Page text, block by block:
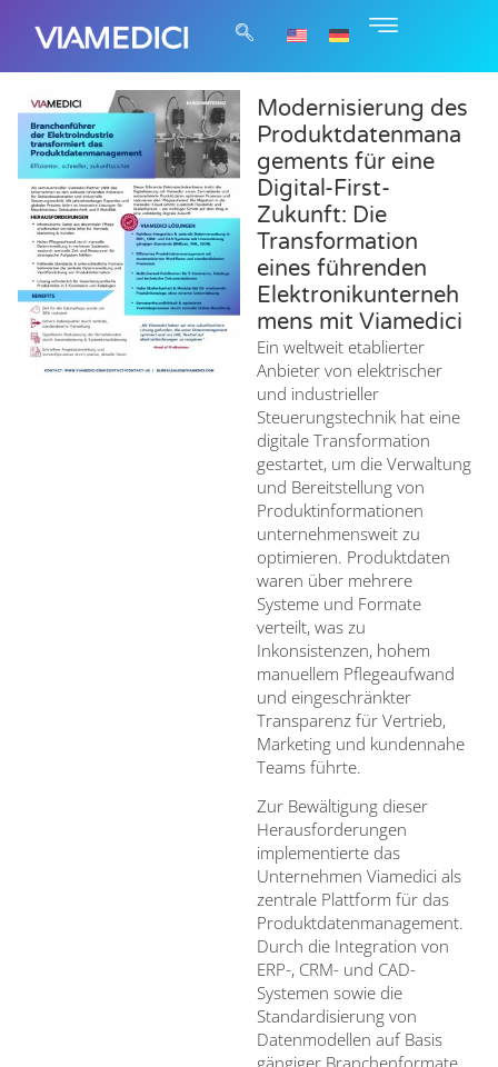
Modernisierung des
Produktdatenmana
gements für eine
Digital-First-
Zukunft: Die
Transformation
eines führenden
Elektronikunterneh
mens mit Viamedici
Ein weltweit etablierter
Anbieter von elektrischer
und industrieller
Steuerungstechnik hat eine
digitale Transformation
gestartet, um die Verwaltung
und Bereitstellung von
Produktinformationen
unternehmensweit zu
optimieren. Produktdaten
waren über mehrere
Systeme und Formate
verteilt, was zu
Inkonsistenzen, hohem
manuellem Pflegeaufwand
und eingeschränkter
Transparenz für Vertrieb,
Marketing und kundennahe
Teams führte.
Zur Bewältigung dieser
Herausforderungen
implementierte das
Unternehmen Viamedici als
zentrale Plattform für das
Produktdatenmanagement.
Durch die Integration von
ERP-, CRM- und CAD-
Systemen sowie die
Standardisierung von
Datenmodellen auf Basis
gängiger Branchenformate